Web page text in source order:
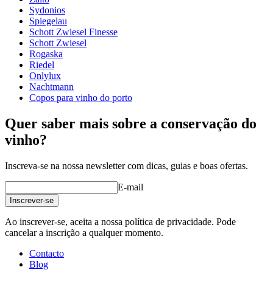
Um bom vinho merece um bom copo!
tipo de vidro
diâmetro (cm)
capacidade (cl) 75.5
gravação
Sydonios
Spiegelau
Schott Zwiesel Finesse
Schott Zwiesel
Rogaska
Riedel
Onlylux
Nachtmann
Copos para vinho do porto
Quer saber mais sobre a conservação do
vinho?
Inscreva-se na nossa newsletter com dicas, guias e boas ofertas.
E-mail
Inscrever-se
Ao inscrever-se, aceita a nossa política de privacidade. Pode
cancelar a inscrição a qualquer momento.
Contacto
Blog